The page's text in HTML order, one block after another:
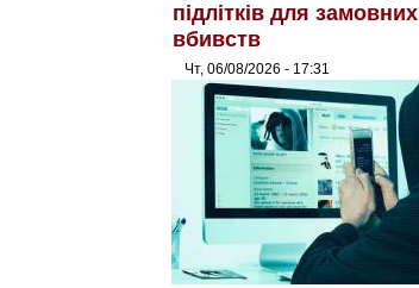
підлітків для замовних
вбивств
Чт, 06/08/2026 - 17:31